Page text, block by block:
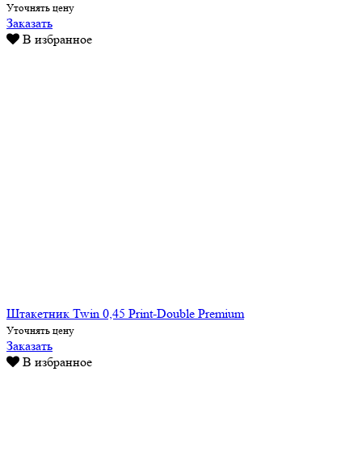
Уточнять цену
Заказать
В избранное
Штакетник Twin 0,45 Print-Double Premium
Уточнять цену
Заказать
В избранное